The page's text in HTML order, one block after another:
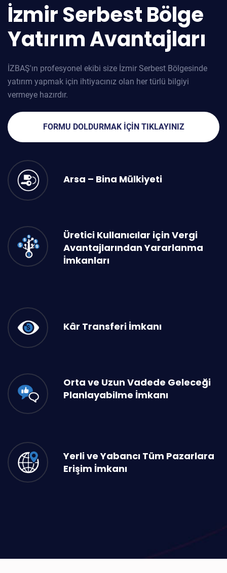
İzmir Serbest Bölge
Yatırım Avantajları
İZBAŞ'ın profesyonel ekibi size İzmir Serbest Bölgesinde
yatırım yapmak için ihtiyacınız olan her türlü bilgiyi
vermeye hazırdır.
FORMU DOLDURMAK IÇIN TIKLAYINIZ
Arsa – Bina Mülkiyeti
Üretici Kullanıcılar için Vergi
Avantajlarından Yararlanma
İmkanları
Kâr Transferi İmkanı
Orta ve Uzun Vadede Geleceği
Planlayabilme İmkanı
Yerli ve Yabancı Tüm Pazarlara
Erişim İmkanı